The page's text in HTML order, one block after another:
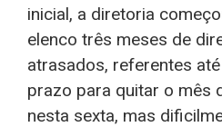
inicial, a diretoria
elenco três meses de
atrasados, referentes
prazo para quitar o mês
nesta sexta, mas